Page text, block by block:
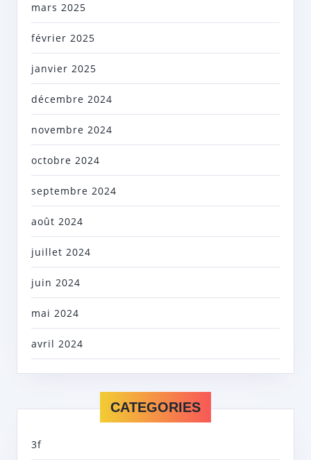
mars 2025
février 2025
janvier 2025
décembre 2024
novembre 2024
octobre 2024
septembre 2024
août 2024
juillet 2024
juin 2024
mai 2024
avril 2024
CATEGORIES
3f